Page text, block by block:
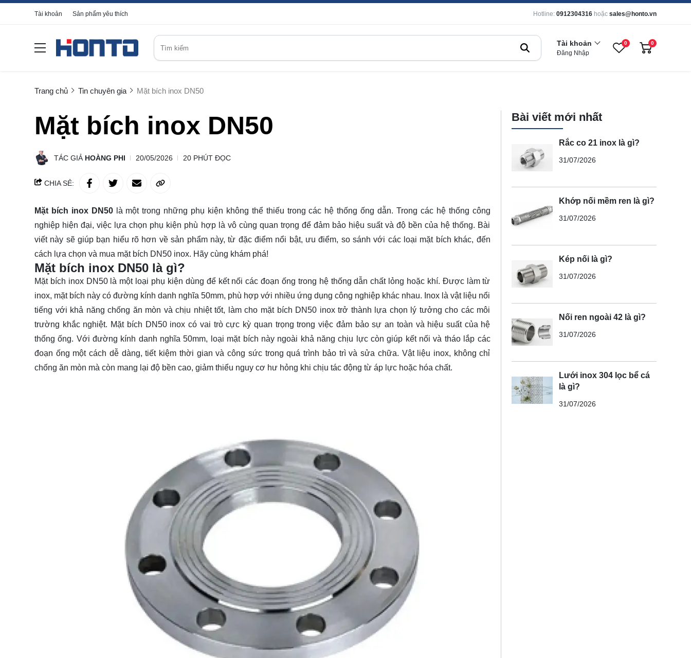
Tài khoản Sản phẩm yêu thích Hotline: 0912304316 hoặc sales@honto.vn
Tài khoản
Đăng Nhập
0 0
Trang chủ Tin chuyên gia Mặt bích inox DN50
Mặt bích inox DN50
TÁC GIẢ HOÀNG PHI 20/05/2026 20 PHÚT ĐỌC
CHIA SẺ:
Mặt bích inox DN50là một trong những phụ kiện không thể thiếu trong các hệ thống ống dẫn. Trong các hệ thống công
nghiệp hiện đại, việc lựa chọn phụ kiện phù hợp là vô cùng quan trọng để đảm bảo hiệu suất và độ bền của hệ thống. Bài
viết này sẽ giúp bạn hiểu rõ hơn về sản phẩm này, từ đặc điểm nổi bật, ưu điểm, so sánh với các loại mặt bích khác, đến
cách lựa chọn và mua mặt bích DN50 inox. Hãy cùng khám phá!
Mặt bích inox DN50 là gì?
Mặt bích inox DN50 là một loại phụ kiện dùng để kết nối các đoạn ống trong hệ thống dẫn chất lỏng hoặc khí. Được làm từ
inox, mặt bích này có đường kính danh nghĩa 50mm, phù hợp với nhiều ứng dụng công nghiệp khác nhau. Inox là vật liệu nổi
tiếng với khả năng chống ăn mòn và chịu nhiệt tốt, làm cho mặt bích DN50 inox trở thành lựa chọn lý tưởng cho các môi
trường khắc nghiệt. Mặt bích DN50 inox có vai trò cực kỳ quan trọng trong việc đảm bảo sự an toàn và hiệu suất của hệ
thống ống. Với đường kính danh nghĩa 50mm, loại mặt bích này ngoài khả năng chịu lực còn giúp kết nối và tháo lắp các
đoạn ống một cách dễ dàng, tiết kiệm thời gian và công sức trong quá trình bảo trì và sửa chữa. Vật liệu inox, không chỉ
chống ăn mòn mà còn mang lại độ bền cao, giảm thiểu nguy cơ hư hỏng khi chịu tác động từ áp lực hoặc hóa chất.
Bài viết mới nhất
Rắc co 21 inox là gì?
31/07/2026
Khớp nối mềm ren là gì?
31/07/2026
Kép nối là gì?
31/07/2026
Nối ren ngoài 42 là gì?
31/07/2026
Lưới inox 304 lọc bể cá
là gì?
31/07/2026